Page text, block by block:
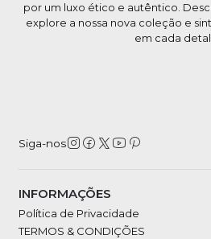
por um luxo ético e autêntico.
explore a nossa nova coleção e
em cada
Siga-nos
INFORMAÇÕES
Política de Privacidade
TERMOS & CONDIÇÕES